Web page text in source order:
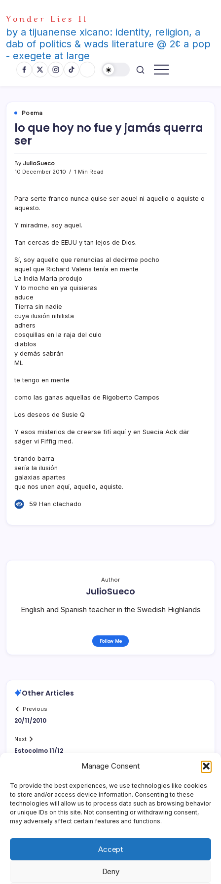
Manage Consent
To provide the best experiences, we use technologies like cookies
to store and/or access device information. Consenting to these
technologies will allow us to process data such as browsing behavior
or unique IDs on this site. Not consenting or withdrawing consent,
may adversely affect certain features and functions.
Accept
Deny
to
content
Yonder Lies It
by a tijuanense xicano: identity, religion, a
dab of politics & wads literature @ 2¢ a pop
- exegete at large
Poema
lo que hoy no fue y jamás querra
ser
By JulioSueco
10 December 2010
1 Min Read
Para serte franco nunca quise ser aquel ni aquello o aquiste o
aquesto.
Y miradme, soy aquel.
Tan cercas de EEUU y tan lejos de Dios.
Sí­, soy aquello que renuncias al decirme pocho
aquel que Richard Valens tení­a en mente
La India Marí­a produjo
Y lo mocho en ya quisieras
aduce
Tierra sin nadie
cuya ilusión nihilista
adhers
cosquillas en la raja del culo
diablos
y demás sabrán
ML
te tengo en mente
como las ganas aquellas de Rigoberto Campos
Los deseos de Susie Q
Y esos misterios de creerse fifí­ aquí­ y en Suecia Ack där
säger vi Fiffig med.
tirando barra
serí­a la ilusión
galaxias apartes
que nos unen aquí­, aquello, aquiste.
59 Han clachado
Author
JulioSueco
English and Spanish teacher in the Swedish Highlands
Follow Me
Other Articles
Previous
20/11/2010
Next
Estocolmo 11/12